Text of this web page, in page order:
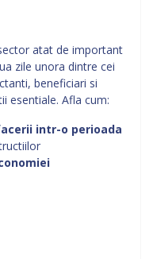
atat de important
zile unora dintre cei
beneficiari si
esentiale. Afla cum:
intr-o perioada